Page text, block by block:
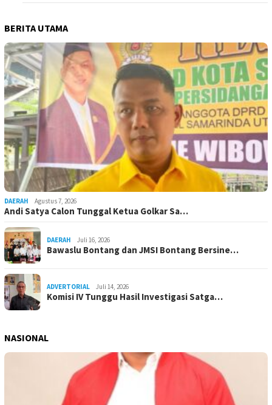
BERITA UTAMA
DAERAH Agustus 7, 2026
Andi Satya Calon Tunggal Ketua Golkar Sa…
DAERAH Juli 16, 2026
Bawaslu Bontang dan JMSI Bontang Bersine…
ADVERTORIAL Juli 14, 2026
Komisi IV Tunggu Hasil Investigasi Satga…
NASIONAL